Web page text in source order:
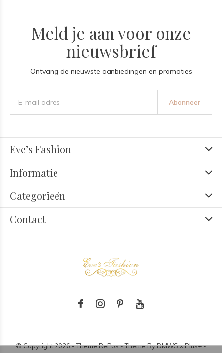
Meld je aan voor onze
nieuwsbrief
Ontvang de nieuwste aanbiedingen en promoties
Abonneer
Eve’s Fashion
Informatie
Categorieën
Contact
© Copyright2026- Theme RePos - Theme ByDMWSxPlus+-